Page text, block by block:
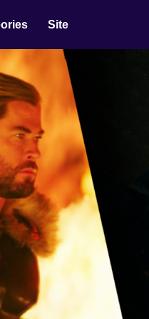
Site